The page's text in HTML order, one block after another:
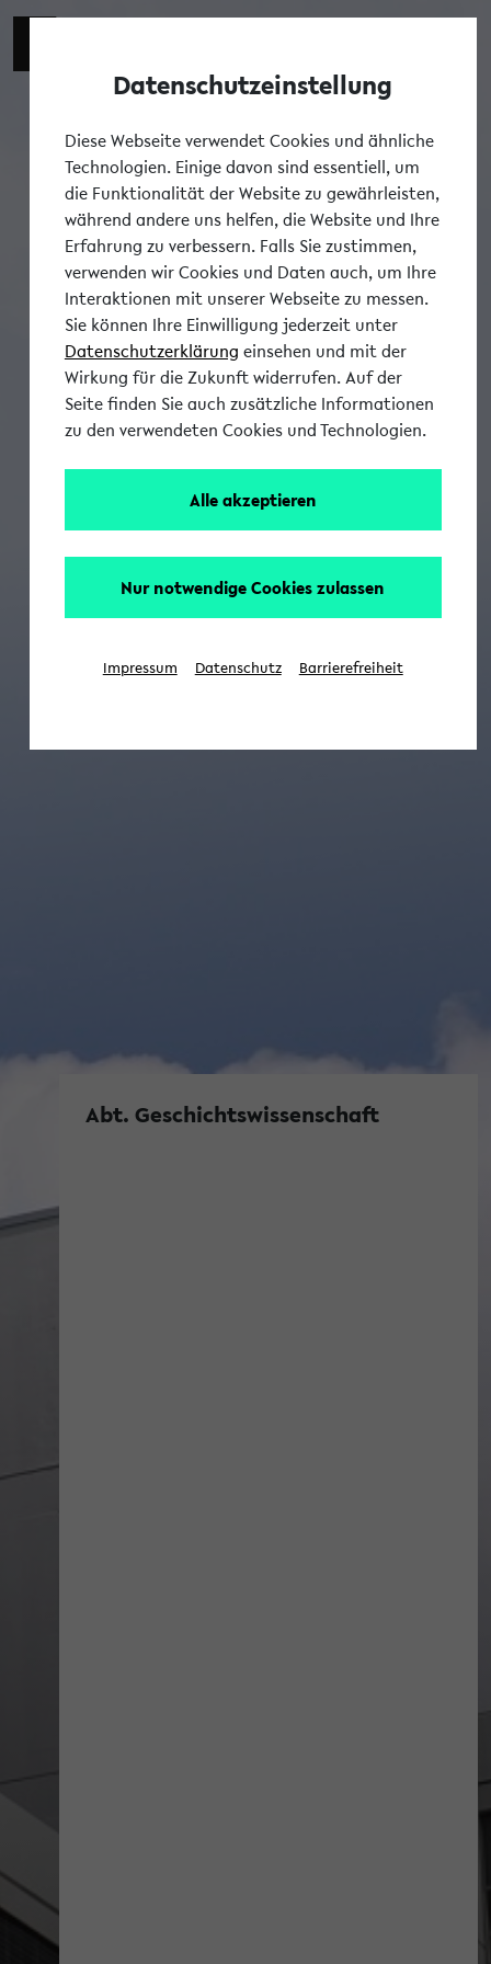
Abt. Geschichtswissenschaft
Datenschutzeinstellung
Diese Webseite verwendet Cookies und ähnliche
Technologien. Einige davon sind essentiell, um
die Funktionalität der Website zu gewährleisten,
während andere uns helfen, die Website und Ihre
Erfahrung zu verbessern. Falls Sie zustimmen,
verwenden wir Cookies und Daten auch, um Ihre
Interaktionen mit unserer Webseite zu messen.
Sie können Ihre Einwilligung jederzeit unter
Datenschutzerklärung einsehen und mit der
Wirkung für die Zukunft widerrufen. Auf der
Seite finden Sie auch zusätzliche Informationen
zu den verwendeten Cookies und Technologien.
Alle akzeptieren
Nur notwendige Cookies zulassen
Impressum Datenschutz Barrierefreiheit